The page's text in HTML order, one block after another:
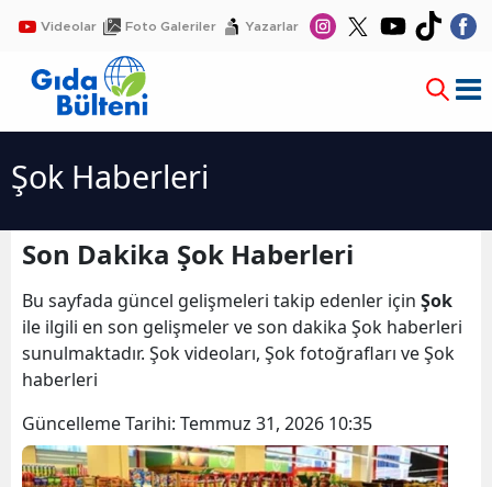
Videolar Foto Galeriler Yazarlar
Şok Haberleri
Son Dakika Şok Haberleri
Bu sayfada güncel gelişmeleri takip edenler için Şok
ile ilgili en son gelişmeler ve son dakika Şok haberleri
sunulmaktadır. Şok videoları, Şok fotoğrafları ve Şok
haberleri
Güncelleme Tarihi: Temmuz 31, 2026 10:35